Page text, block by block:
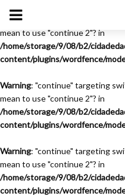
Warning
: "continue" targeting
mean to use "continue 2"? in
/home/storage/9/08/b2/
content/plugins/wordfence/
Warning: "continue" targeting
mean to use "continue 2"? in
/home/storage/9/08/b2/
content/plugins/wordfence/
Warning: "continue" targeting
mean to use "continue 2"? in
/home/storage/9/08/b2/
content/plugins/wordfence/